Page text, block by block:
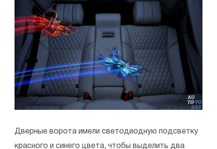
Дверные ворота имели светодиодную подсветку
красного и синего цвета, чтобы выделить два